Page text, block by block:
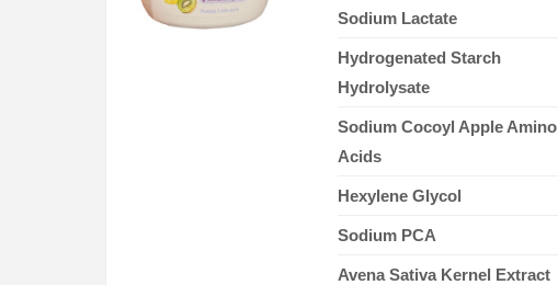
Sodium Lactate
Hydrogenated Starch
Hydrolysate
Sodium Cocoyl Apple Amino
Acids
Hexylene Glycol
Sodium PCA
Avena Sativa Kernel Extract